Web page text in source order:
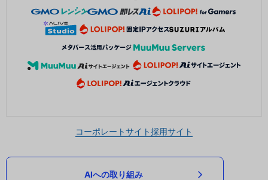
コーポレートサイト採用サイト
AIへの取り組み